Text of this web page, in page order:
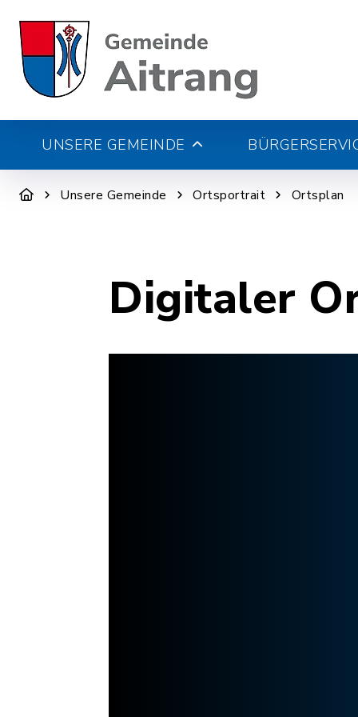
UNSERE GEMEINDE
Unsere Gemeinde Ortsportrait Ortsplan
Digitaler